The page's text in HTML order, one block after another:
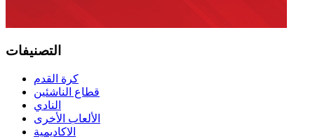
التصنيفات
كرة القدم
قطاع الناشئين
النادي
الألعاب الأخرى
الاكاديمية